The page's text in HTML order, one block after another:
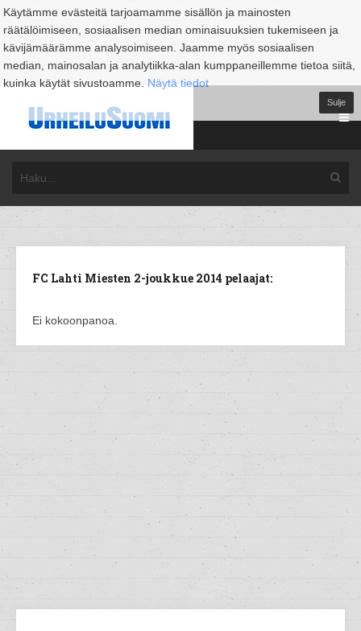
Käytämme evästeitä tarjoamamme sisällön ja mainosten
räätälöimiseen, sosiaalisen median ominaisuuksien tukemiseen ja
kävijämäärämme analysoimiseen. Jaamme myös sosiaalisen
median, mainosalan ja analytiikka-alan kumppaneillemme tietoa siitä,
kuinka käytät sivustoamme. Näytä tiedot
Sulje
FC Lahti Miesten 2-joukkue 2014 pelaajat:
Ei kokoonpanoa.